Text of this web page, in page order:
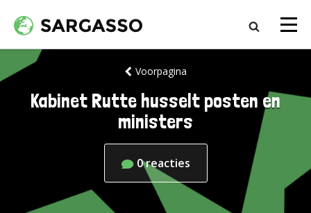
Voorpagina
Kabinet Rutte husselt posten en
ministers
0reacties